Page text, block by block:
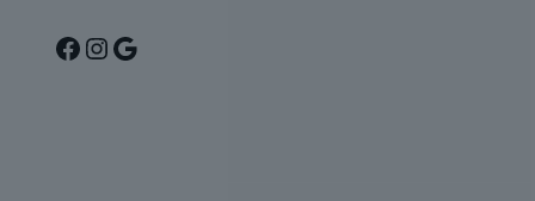
Facebook
Instagram
Google